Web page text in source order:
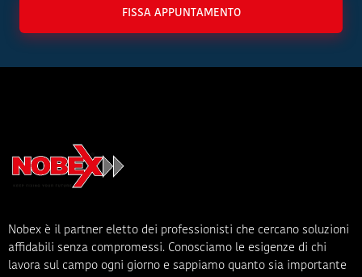
FISSA APPUNTAMENTO
Nobex è il partner eletto dei professionisti che cercano soluzioni
affidabili senza compromessi. Conosciamo le esigenze di chi
lavora sul campo ogni giorno e sappiamo quanto sia importante